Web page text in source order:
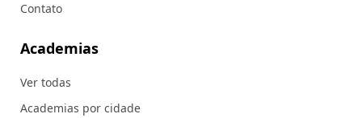
Contato
Academias
Ver todas
Academias por cidade